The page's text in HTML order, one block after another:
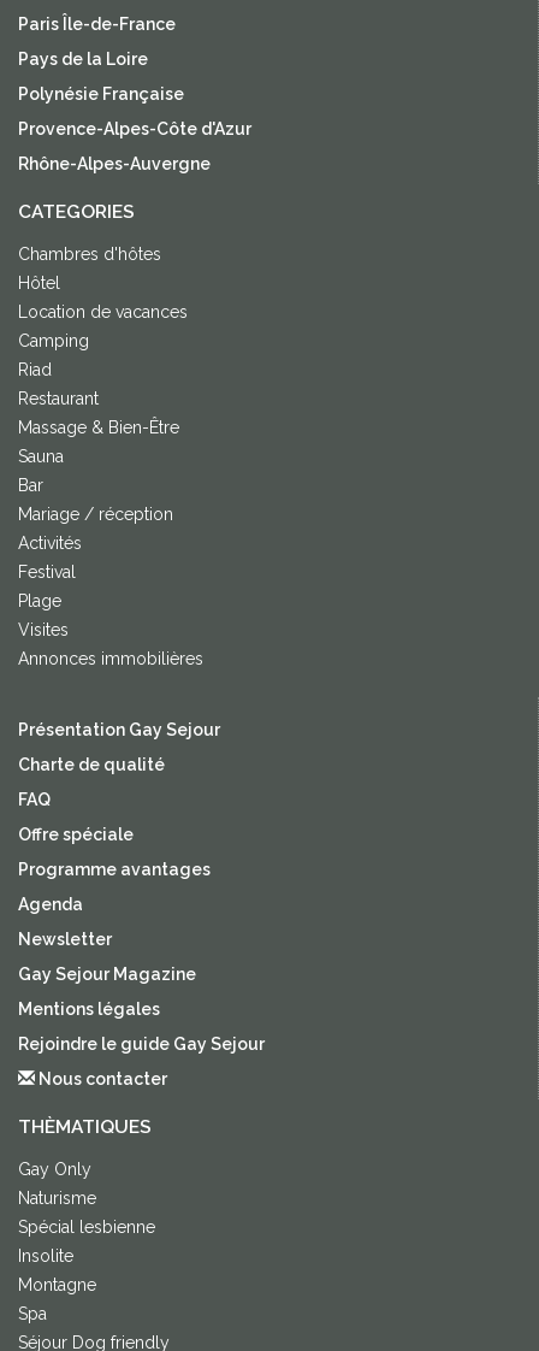
Paris Île-de-France
Pays de la Loire
Polynésie Française
Provence-Alpes-Côte d'Azur
Rhône-Alpes-Auvergne
CATEGORIES
Chambres d'hôtes
Hôtel
Location de vacances
Camping
Riad
Restaurant
Massage & Bien-Être
Sauna
Bar
Mariage / réception
Activités
Festival
Plage
Visites
Annonces immobilières
Présentation Gay Sejour
Charte de qualité
FAQ
Offre spéciale
Programme avantages
Agenda
Newsletter
Gay Sejour Magazine
Mentions légales
Rejoindre le guide Gay Sejour
Nous contacter
THÈMATIQUES
Gay Only
Naturisme
Spécial lesbienne
Insolite
Montagne
Spa
Séjour Dog friendly